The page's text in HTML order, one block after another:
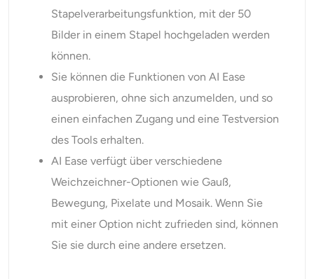
Stapelverarbeitungsfunktion, mit der 50
Bilder in einem Stapel hochgeladen werden
können.
Sie können die Funktionen von AI Ease
ausprobieren, ohne sich anzumelden, und so
einen einfachen Zugang und eine Testversion
des Tools erhalten.
AI Ease verfügt über verschiedene
Weichzeichner-Optionen wie Gauß,
Bewegung, Pixelate und Mosaik. Wenn Sie
mit einer Option nicht zufrieden sind, können
Sie sie durch eine andere ersetzen.